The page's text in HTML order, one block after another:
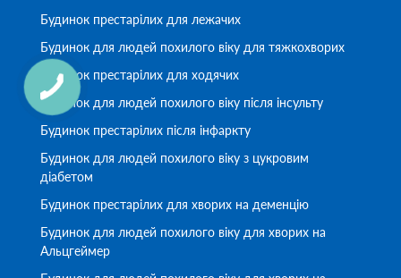
Будинок престарілих для лежачих
Будинок для людей похилого віку для тяжкохворих
Будинок престарілих для ходячих
Будинок для людей похилого віку після інсульту
Будинок престарілих після інфаркту
Будинок для людей похилого віку з цукровим
діабетом
Будинок престарілих для хворих на деменцію
Будинок для людей похилого віку для хворих на
Альцгеймер